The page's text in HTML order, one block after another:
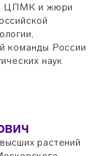
ЦПМК и жюри
команды России
наук
растений